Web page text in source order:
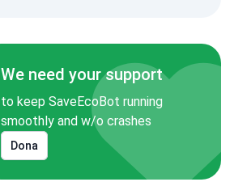
We need your support
to keep SaveEcoBot running
smoothly and w/o crashes
Dona